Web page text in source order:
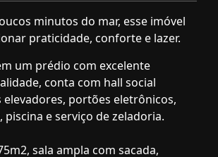
minutos do mar, esse imóvel
praticidade, conforte e lazer.
um prédio com excelente
conta com hall social
portões eletrônicos,
piscina e serviço de zeladoria.
sala ampla com sacada,